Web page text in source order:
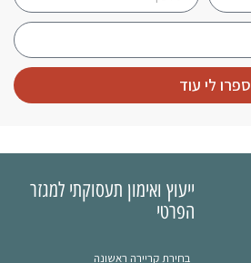
ספרו לי עוד
ייעוץ ואימון תעסוקתי למגזר
הפרטי
בחירת קריירה ראשונה